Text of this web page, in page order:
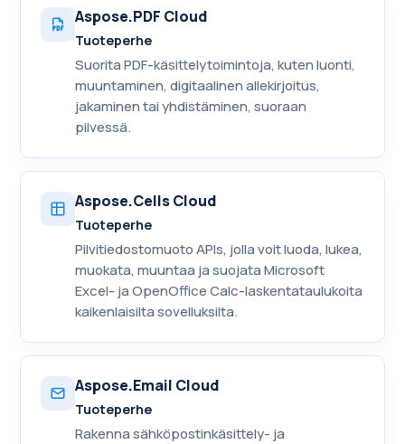
Aspose.PDF Cloud
Tuoteperhe
Suorita PDF-käsittelytoimintoja, kuten luonti,
muuntaminen, digitaalinen allekirjoitus,
jakaminen tai yhdistäminen, suoraan
pilvessä.
Aspose.Cells Cloud
Tuoteperhe
Pilvitiedostomuoto APIs, jolla voit luoda, lukea,
muokata, muuntaa ja suojata Microsoft
Excel- ja OpenOffice Calc-laskentataulukoita
kaikenlaisilta sovelluksilta.
Aspose.Email Cloud
Tuoteperhe
Rakenna sähköpostinkäsittely- ja